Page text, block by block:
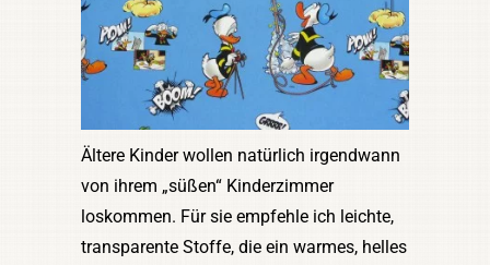
Ältere Kinder wollen natürlich irgendwann
von ihrem „süßen“ Kinderzimmer
loskommen. Für sie empfehle ich leichte,
transparente Stoffe, die ein warmes, helles